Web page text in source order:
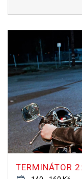
TERMINÁTOR